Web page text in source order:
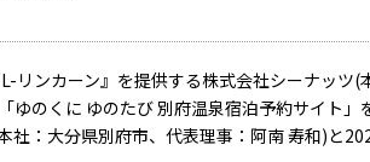
リンカーン』を提供する株式会社シーナッツ
ゆのくに ゆのたび 別府温泉宿泊予約サイト
：大分県別府市、代表理事：阿南 寿和)と